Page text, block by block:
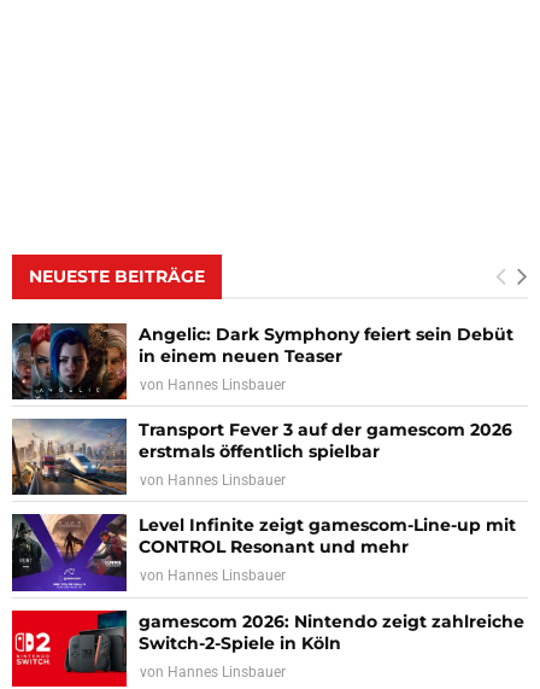
NEUESTE BEITRÄGE
Angelic: Dark Symphony feiert sein Debüt
in einem neuen Teaser
von Hannes Linsbauer
Transport Fever 3 auf der gamescom 2026
erstmals öffentlich spielbar
von Hannes Linsbauer
Level Infinite zeigt gamescom-Line-up mit
CONTROL Resonant und mehr
von Hannes Linsbauer
gamescom 2026: Nintendo zeigt zahlreiche
Switch-2-Spiele in Köln
von Hannes Linsbauer